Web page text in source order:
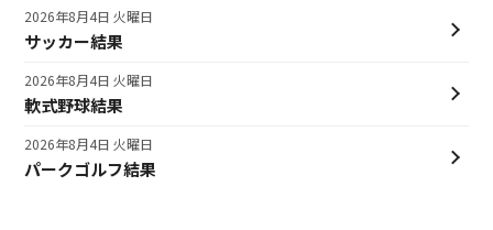
サッカー結果
2026年8月4日 火曜日
軟式野球結果
2026年8月4日 火曜日
パークゴルフ結果
2026年8月4日 火曜日